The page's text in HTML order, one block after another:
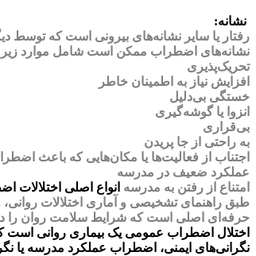
نشانه:
رفتار یا سایر نشانه‌های بیرونی است که توسط
نشانه‌های اضطراب ممکن است شامل موارد زیر
تحریک‌پذیری
افزایش نیاز به اطمینان خاطر
خستگی بی‌دلیل
انزوا یا گوشه‌گیری
بی‌قراری
به راحتی از جا پریدن
اجتناب از فعالیت‌ها یا مکان‌هایی که باعث
عملکرد ضعیف در مدرسه
امتناع از رفتن به مدرسه انواع اصلی اختلالات
حرفه‌ای اصلی است که شرایط سلامت روان را
اختلال اضطراب عمومی یک بیماری روانی است
نگرانی‌های ایمنی، اضطراب عملکرد مدرسه یا